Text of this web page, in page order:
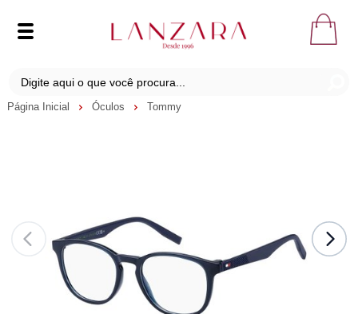
Página Inicial Óculos Tommy